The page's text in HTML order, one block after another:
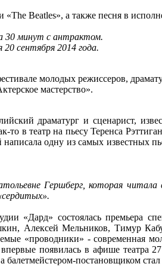
«The Beatles», а также песня в
30 минут с антрактом.
20 сентября 2014 года.
молодых режиссеров,
мастерство».
драматург и сценарист,
в театр на пьесу Теренса
одну из самых известных
Гершберг, которая
«Дард» состоялась премьера
Алексей Мельников, Тимур
«проводники» - современная
появилась в афише театра
балетмейстером-постановщиком